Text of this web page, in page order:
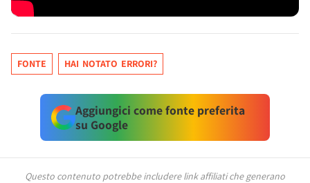
FONTE HAI NOTATO ERRORI?
Aggiungici come fonte preferita
su Google
Questo contenuto potrebbe includere link affiliati che generano